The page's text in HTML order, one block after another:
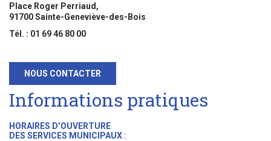
Place Roger Perriaud,
91700 Sainte-Geneviève-des-Bois
Tél. : 01 69 46 80 00
NOUS CONTACTER
Informations pratiques
HORAIRES D’OUVERTURE
DES SERVICES MUNICIPAUX :